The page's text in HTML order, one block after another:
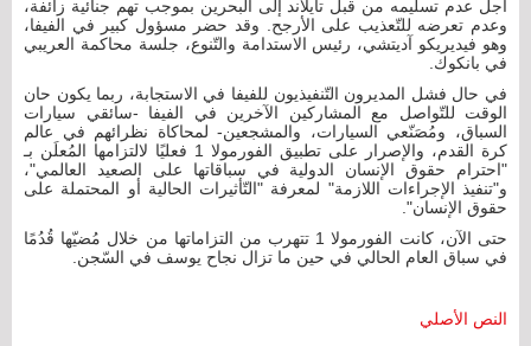
أجل عدم تسليمه من قبل تايلاند إلى البحرين بموجب تهم جنائية زائفة،
وعدم تعرضه للتّعذيب على الأرجح. وقد حضر مسؤول كبير في الفيفا،
وهو فيديريكو آديتشي، رئيس الاستدامة والتّنوع، جلسة محاكمة العريبي
في بانكوك.
في حال فشل المديرون التّنفيذيون للفيفا في الاستجابة، ربما يكون حان
الوقت للتّواصل مع المشاركين الآخرين في الفيفا -سائقي سيارات
السباق، ومُصَنّعي السيارات، والمشجعين- لمحاكاة نظرائهم في عالم
كرة القدم، والإصرار على تطبيق الفورمولا 1 فعليًا لالتزامها المُعلَن بـ
"احترام حقوق الإنسان الدولية في سباقاتها على الصعيد العالمي"،
و"تنفيذ الإجراءات اللازمة" لمعرفة "التّأثيرات الحالية أو المحتملة على
حقوق الإنسان".
حتى الآن، كانت الفورمولا 1 تتهرب من التزاماتها من خلال مُضيّها قُدُمًا
في سباق العام الحالي في حين ما تزال نجاح يوسف في السّجن.
النص الأصلي